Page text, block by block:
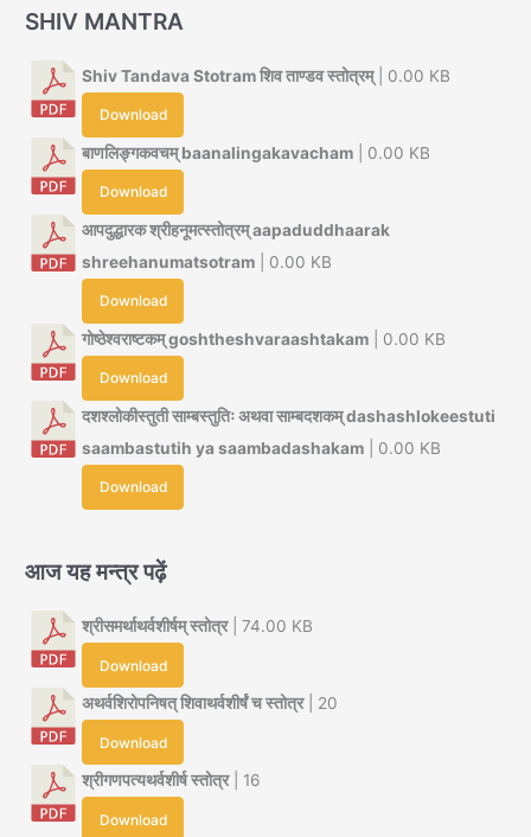
SHIV MANTRA
Shiv Tandava Stotram शिव ताण्डव स्तोत्रम्| 0.00 KB
Download
बाणलिङ्गकवचम् baanalingakavacham | 0.00 KB
Download
आपदुद्धारक श्रीहनूमत्स्तोत्रम् aapaduddhaarak
shreehanumatsotram | 0.00 KB
Download
गोष्ठेश्वराष्टकम् goshtheshvaraashtakam | 0.00 KB
Download
दशश्लोकीस्तुती साम्बस्तुतिः अथवा साम्बदशकम् dashashlokeestuti
saambastutih ya saambadashakam | 0.00 KB
Download
आज यह मन्त्र पढ़ें
श्रीसमर्थाथर्वशीर्षम् स्तोत्र| 74.00 KB
Download
अथर्वशिरोपनिषत् शिवाथर्वशीर्षं च स्तोत्र| 20
Download
श्रीगणपत्यथर्वशीर्ष स्तोत्र| 16
Download